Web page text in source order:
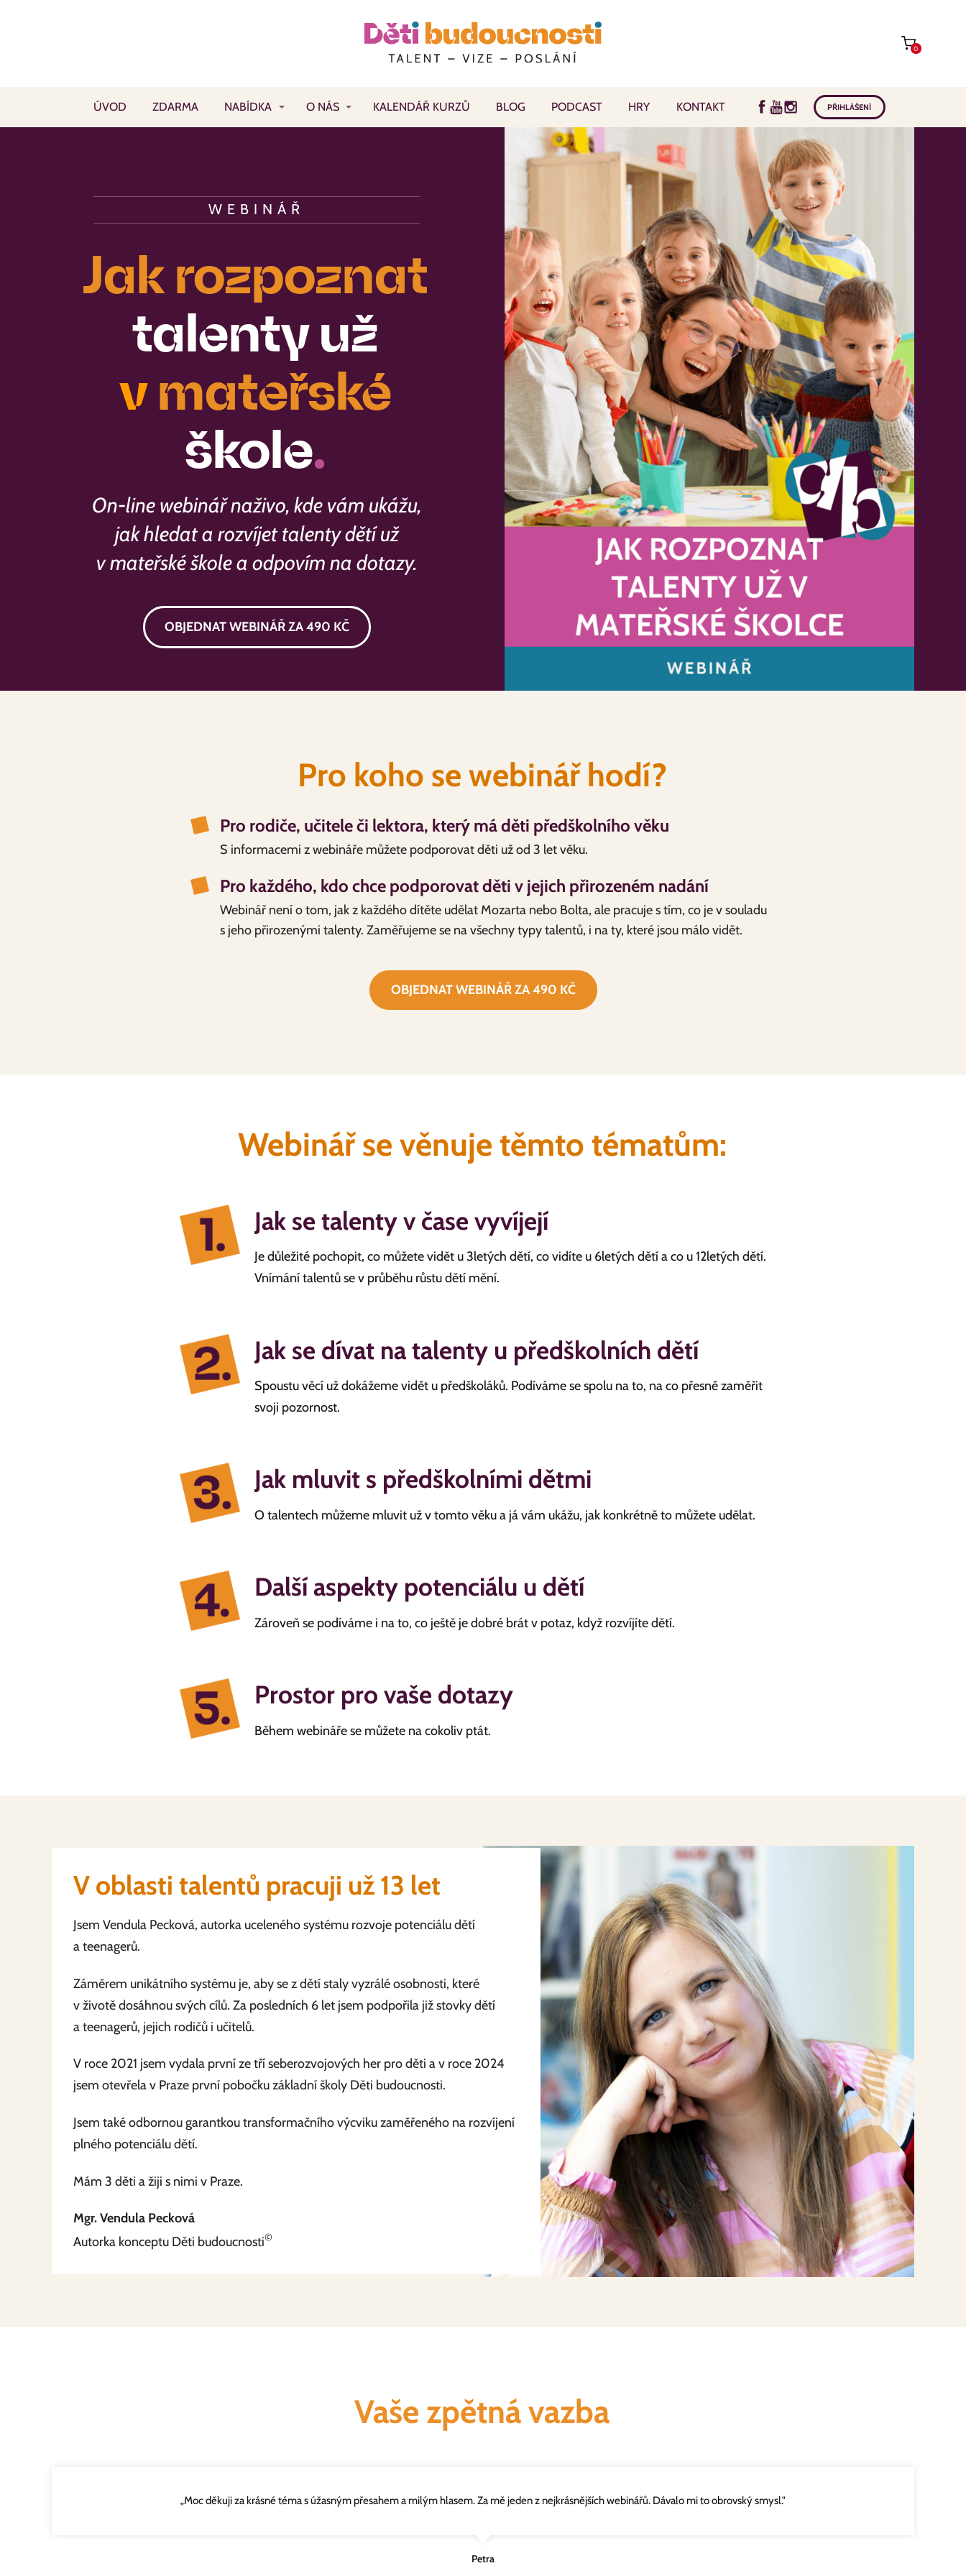
0
ÚVOD ZDARMA NABÍDKA O NÁS KALENDÁŘ KURZŮ BLOG PODCAST HRY KONTAKT PŘIHLÁŠENÍ
WEBINÁŘ
Jak rozpoznat
talenty už
vmateřské
škole.
On-line webinář naživo, kde vám ukážu,
jak hledat a rozvíjet talenty dětí už
v mateřské škole a odpovím na dotazy.
OBJEDNAT WEBINÁŘ ZA 490 KČ
Pro koho se webinář hodí?
Pro rodiče, učitele či lektora, který má děti předškolního věku
S informacemi z webináře můžete podporovat děti už od 3 let věku.
Pro každého, kdo chce podporovat děti v jejich přirozeném nadání
Webinář není o tom, jak z každého dítěte udělat Mozarta nebo Bolta, ale pracuje s tím, co je v souladu
s jeho přirozenými talenty. Zaměřujeme se na všechny typy talentů, i na ty, které jsou málo vidět.
OBJEDNAT WEBINÁŘ ZA 490 KČ
Webinář se věnuje těmto tématům:
Jak se talenty v čase vyvíjejí
Je důležité pochopit, co můžete vidět u 3letých dětí, co vidíte u 6letých dětí a co u 12letých dětí.
Vnímání talentů se v průběhu růstu dětí mění.
Jak se dívat na talenty u předškolních dětí
Spoustu věcí už dokážeme vidět u předškoláků. Podíváme se spolu na to, na co přesně zaměřit
svoji pozornost.
Jak mluvit s předškolními dětmi
O talentech můžeme mluvit už v tomto věku a já vám ukážu, jak konkrétně to můžete udělat.
Další aspekty potenciálu u dětí
Zároveň se podíváme i na to, co ještě je dobré brát v potaz, když rozvíjíte dětí.
Prostor pro vaše dotazy
Během webináře se můžete na cokoliv ptát.
V oblasti talentů pracuji už 13 let
Jsem Vendula Pecková, autorka uceleného systému rozvoje potenciálu dětí
a teenagerů.
Záměrem unikátního systému je, aby se z dětí staly vyzrálé osobnosti, které
v životě dosáhnou svých cílů. Za posledních 6 let jsem podpořila již stovky dětí
a teenagerů, jejich rodičů i učitelů.
V roce 2021 jsem vydala první ze tří seberozvojových her pro děti a v roce 2024
jsem otevřela v Praze první pobočku základní školy Děti budoucnosti.
Jsem také odbornou garantkou transformačního výcviku zaměřeného na rozvíjení
plného potenciálu dětí.
Mám 3 děti a žiji s nimi v Praze.
Mgr. Vendula Pecková
Autorka konceptu Děti budoucnosti©
Vaše zpětná vazba
„Moc děkuji za krásné téma s úžasným přesahem a milým hlasem. Za mě jeden z nejkrásnějších webinářů. Dávalo mi to obrovský smysl."
Petra